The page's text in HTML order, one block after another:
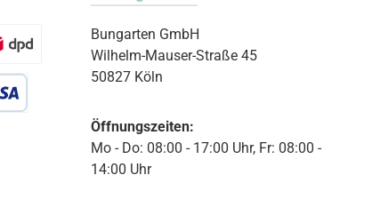
Bungarten GmbH
Wilhelm-Mauser-Straße 45
50827 Köln
Öffnungszeiten:
Mo - Do: 08:00 - 17:00 Uhr, Fr: 08:00 -
14:00 Uhr